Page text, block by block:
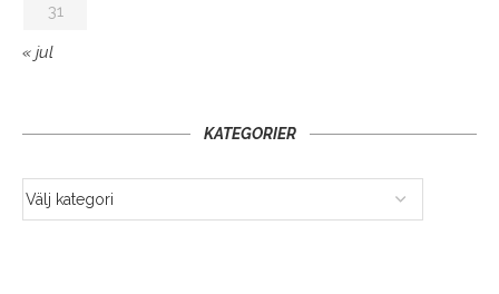
31
« jul
KATEGORIER